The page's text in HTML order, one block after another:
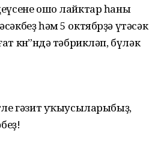
ошо лайктар һаны
һәм 5 октябрҙә үтәсәк
көнө”ндә тәбрикләп, бүләк
гәзит уҡыусыларыбыҙ,